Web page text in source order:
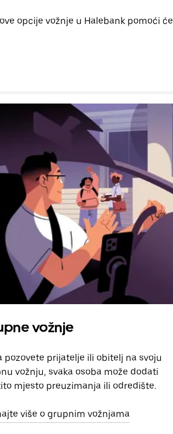
opcije vožnje u Halebank pomoći će
vožnje
pozovete prijatelje ili obitelj na svoju
vožnju, svaka osoba može dodati
mjesto preuzimanja ili odredište.
više o grupnim vožnjama